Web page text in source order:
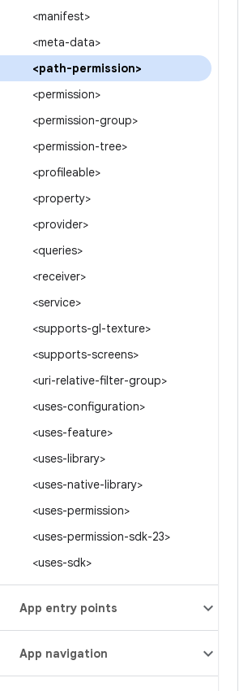
<manifest>
<meta-data>
<path-permission>
<permission>
<permission-group>
<permission-tree>
<profileable>
<property>
<provider>
<queries>
<receiver>
<service>
<supports-gl-texture>
<supports-screens>
<uri-relative-filter-group>
<uses-configuration>
<uses-feature>
<uses-library>
<uses-native-library>
<uses-permission>
<uses-permission-sdk-23>
<uses-sdk>
App entry points
App navigation